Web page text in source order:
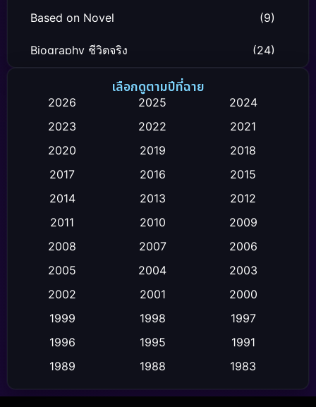
Based on Novel (9)
Biography ชีวิตจริง (24)
Comedy ตลก (119)
Comedy ตลก
Crime อาชญากรรม (111)
Crime อาชญากรรม
Culture
Dance เต้น
เลือกดูตามปีที่ฉาย
2026 2025
2024
2023
2022
2021
2020
2019
2018
2017
2016
2015
2014
2013
2012
2011
2010
2009
2008
2007
2006
2005
2004
2003
2002
2001
2000
1999
1998
1997
1996
1995
1991
1989
1988
1983
1982
1971
1962